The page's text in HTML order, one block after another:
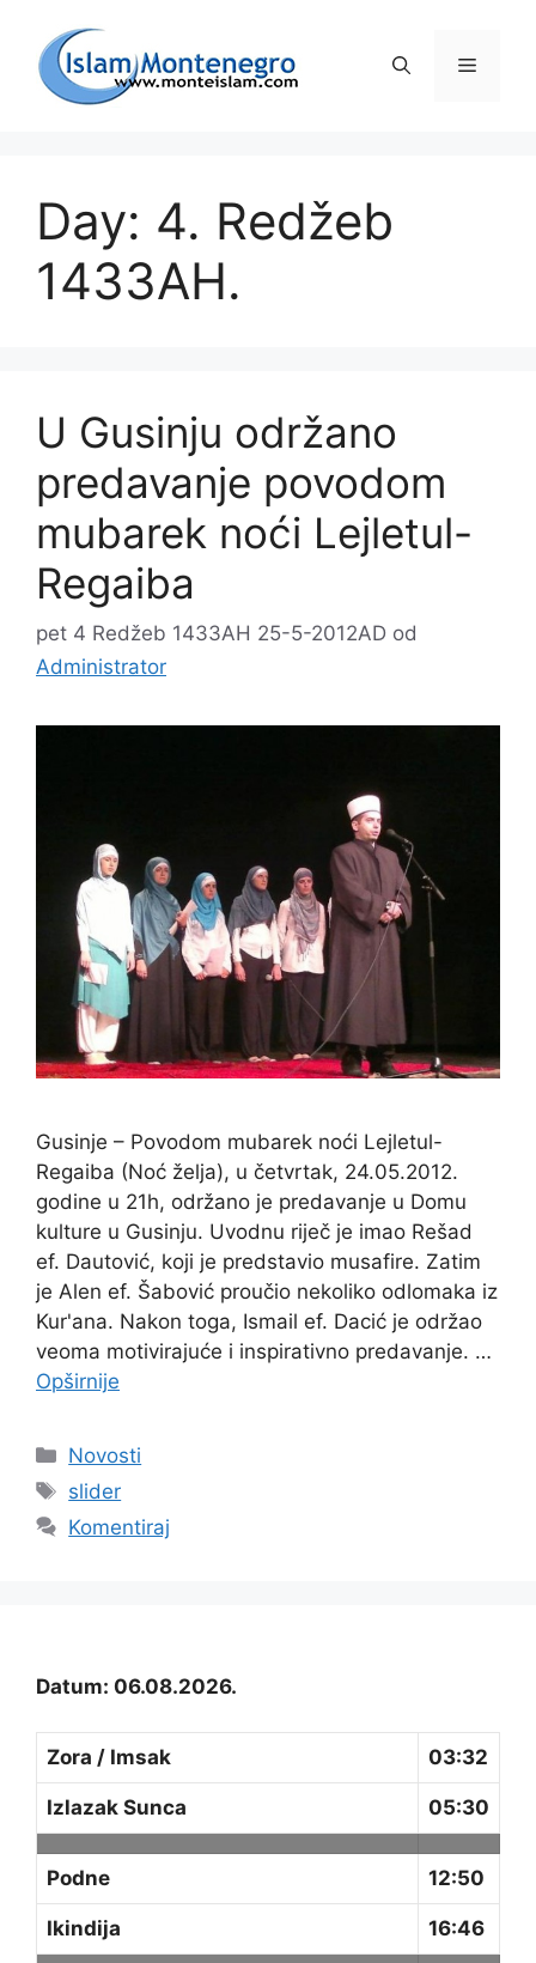
sadržaj
Day: 4. Redžeb
1433AH.
U Gusinju održano
predavanje povodom
mubarek noći Lejletul-
Regaiba
pet 4 Redžeb 1433AH 25-5-2012AD od
Administrator
Gusinje – Povodom mubarek noći Lejletul-
Regaiba (Noć želja), u četvrtak, 24.05.2012.
godine u 21h, održano je predavanje u Domu
kulture u Gusinju. Uvodnu riječ je imao Rešad
ef. Dautović, koji je predstavio musafire. Zatim
je Alen ef. Šabović proučio nekoliko odlomaka iz
Kur'ana. Nakon toga, Ismail ef. Dacić je održao
veoma motivirajuće i inspirativno predavanje. …
Opširnije
Kategorije
Novosti
Oznake
slider
Komentiraj
Datum: 06.08.2026.
Zora / Imsak 03:32
Izlazak Sunca 05:30
Podne 12:50
Ikindija 16:46